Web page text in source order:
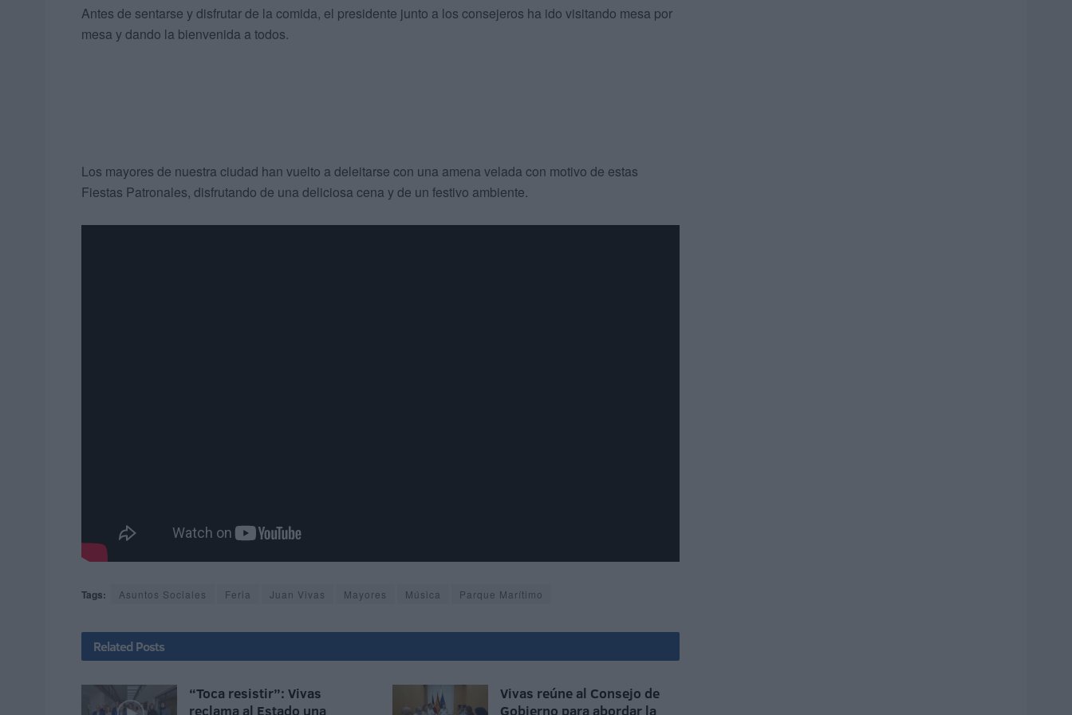
Antes de sentarse y disfrutar de la comida, el presidente junto a los consejeros ha ido visitando mesa por
mesa y dando la bienvenida a todos.
Los mayores de nuestra ciudad han vuelto a deleitarse con una amena velada con motivo de estas
Fiestas Patronales, disfrutando de una deliciosa cena y de un festivo ambiente.
Tags: Asuntos Sociales Feria Juan Vivas Mayores Música Parque Marítimo
Related Posts
“Toca resistir”: Vivas
reclama al Estado una
Vivas reúne al Consejo de
Gobierno para abordar la